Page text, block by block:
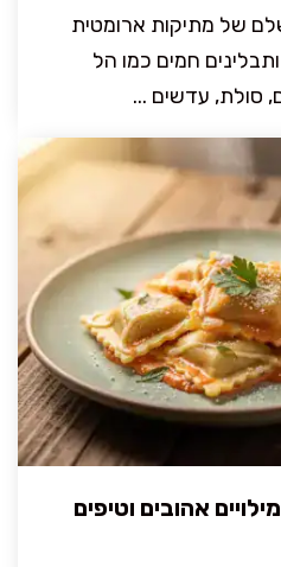
של מתיקות ארומטית
חמים כמו הל
סולת, עדשים ...
אהובים וטיפים